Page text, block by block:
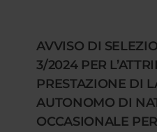
AVVISO DI
3/2024 PER
PRESTAZIONE DI
AUTONOMO DI
OCCASIONALE